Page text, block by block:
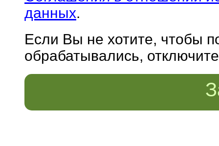
данных.
Если Вы не хотите, чтобы
обрабатывались,